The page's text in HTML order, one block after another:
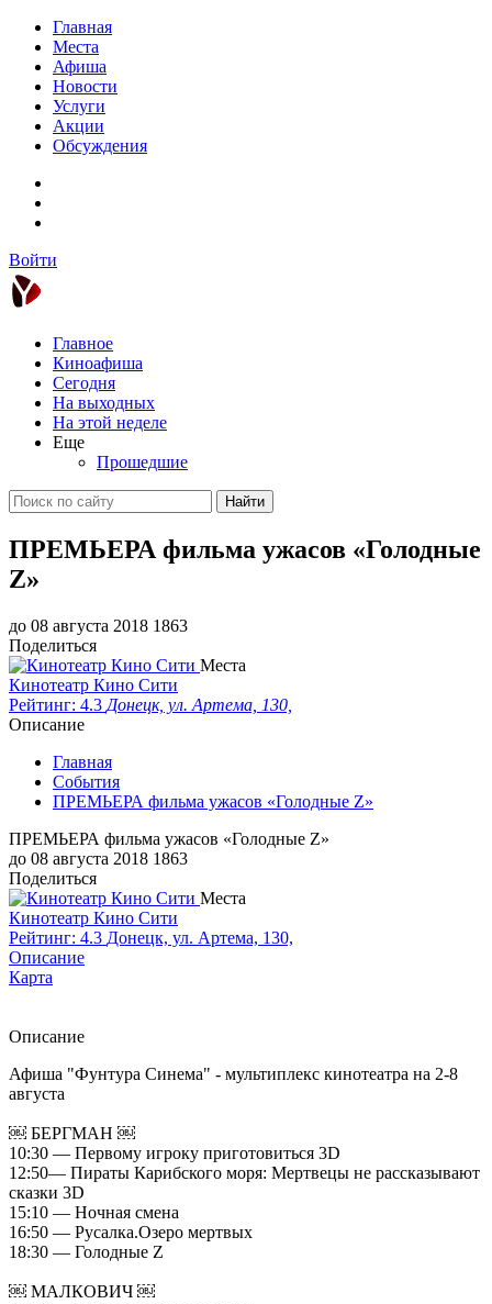
Главная
Места
Афиша
Новости
Услуги
Акции
Обсуждения
Войти
Главное
Киноафиша
Сегодня
На выходных
На этой неделе
Еще
Прошедшие
Найти
ПРЕМЬЕРА фильма ужасов «Голодные
Z»
до 08 августа 2018 1863
Поделиться
Места
Кинотеатр Кино Сити
Рейтинг: 4.3 Донецк, ул. Артема, 130,
Описание
Главная
События
ПРЕМЬЕРА фильма ужасов «Голодные Z»
ПРЕМЬЕРА фильма ужасов «Голодные Z»
до 08 августа 2018 1863
Поделиться
Места
Кинотеатр Кино Сити
Рейтинг: 4.3 Донецк, ул. Артема, 130,
Описание
Карта
Описание
Афиша "Фунтура Синема" - мультиплекс кинотеатра на 2-8
августа
￼ БЕРГМАН ￼
10:30 — Первому игроку приготовиться 3D
12:50— Пираты Карибского моря: Мертвецы не рассказывают
сказки 3D
15:10 — Ночная смена
16:50 — Русалка.Озеро мертвых
18:30 — Голодные Z
￼ МАЛКОВИЧ ￼